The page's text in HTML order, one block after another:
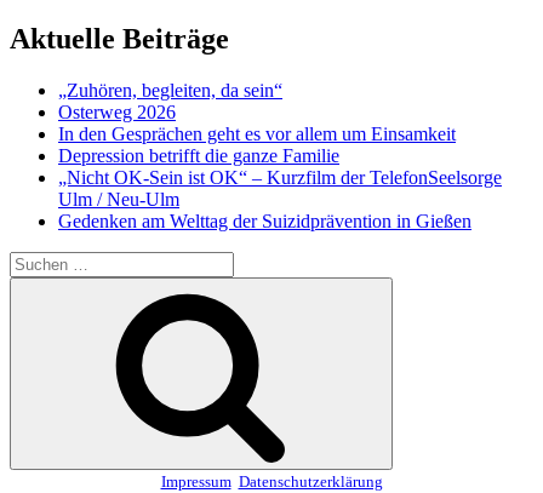
Aktuelle Beiträge
„Zuhören, begleiten, da sein“
Osterweg 2026
In den Gesprächen geht es vor allem um Einsamkeit
Depression betrifft die ganze Familie
„Nicht OK-Sein ist OK“ – Kurzfilm der TelefonSeelsorge
Ulm / Neu-Ulm
Gedenken am Welttag der Suizidprävention in Gießen
Suchen
nach:
Impressum Datenschutzerklärung